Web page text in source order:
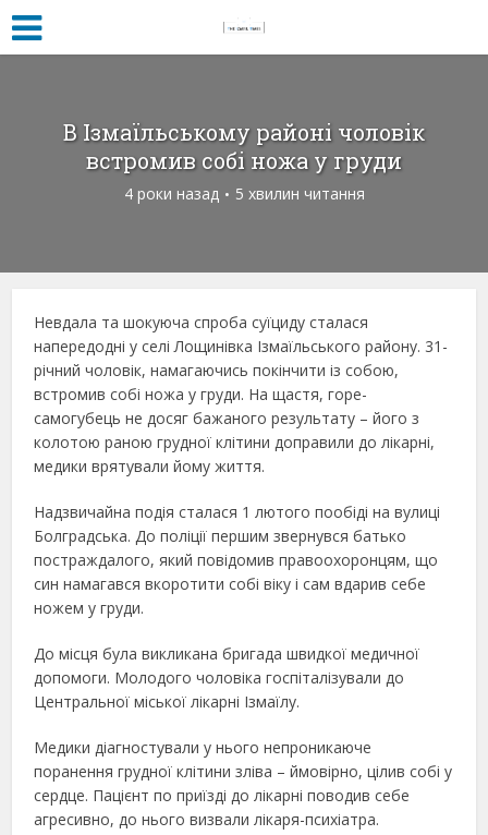
В Ізмаїльському районі чоловік
встромив собі ножа у груди
4 роки назад 5 хвилин читання
Невдала та шокуюча спроба суїциду сталася
напередодні у селі Лощинівка Ізмаїльського району. 31-
річний чоловік, намагаючись покінчити із собою,
встромив собі ножа у груди. На щастя, горе-
самогубець не досяг бажаного результату – його з
колотою раною грудної клітини доправили до лікарні,
медики врятували йому життя.
Надзвичайна подія сталася 1 лютого пообіді на вулиці
Болградська. До поліції першим звернувся батько
постраждалого, який повідомив правоохоронцям, що
син намагався вкоротити собі віку і сам вдарив себе
ножем у груди.
До місця була викликана бригада швидкої медичної
допомоги. Молодого чоловіка госпіталізували до
Центральної міської лікарні Ізмаїлу.
Медики діагностували у нього непроникаюче
поранення грудної клітини зліва – ймовірно, цілив собі у
сердце. Пацієнт по приїзді до лікарні поводив себе
агресивно, до нього визвали лікаря-психіатра.